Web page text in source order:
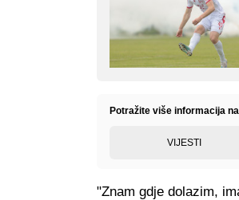
Potražite više informacija
VIJESTI
"Znam gdje dolazim,